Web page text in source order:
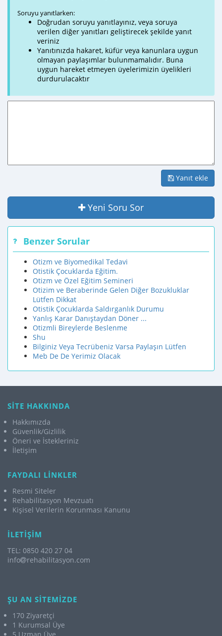
Soruyu yanıtlarken:
Doğrudan soruyu yanıtlayınız, veya soruya
verilen diğer yanıtları geliştirecek şekilde yanıt
veriniz
Yanıtınızda hakaret, küfür veya kanunlara uygun
olmayan paylaşımlar bulunmamalıdır. Buna
uygun hareket etmeyen üyelerimizin üyelikleri
durdurulacaktır
Yanıt ekle
Yeni Soru Sor
Benzer Sorular
Otizm ve Biyomedikal Tedavi
Otistik Çocuklarda Eğitim.
Otizm ve Özel Eğitim Semineri
Otizim ve Beraberinde Gelen Diğer Bozukluklar
Lütfen Dikkat
Otistik Çocuklarda Saldırganlık Durumu
Yanlış Karar Danıştaydan Döner ...
Otizmli Bireylerde Beslenme
Shu
Bilginiz Veya Tecrübeniz Varsa Paylaşın Lütfen
Meb De De Yerimiz Olacak
SİTE HAKKINDA
Hakkımızda
Güvenlik/Gizlilik
Öneri ve İstekleriniz
İletişim
FAYDALI LİNKLER
Resmi Siteler
Rehabilitasyon Mevzuatı
Kişisel Verilerin Korunması Kanunu
İLETİŞİM
TEL: 0850 420 27 04
info
rehabilitasyon.com
ŞU AN SİTEMİZDE
170 Ziyaretçi
1 Kurumsal Üye